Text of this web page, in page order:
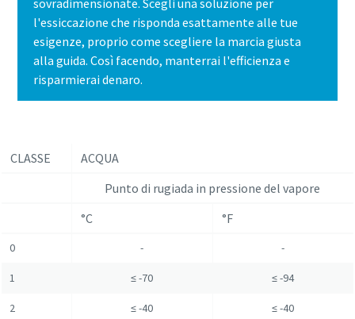
l'essiccazione che risponda esattamente alle tue
esigenze, proprio come scegliere la marcia giusta
alla guida. Così facendo, manterrai l'efficienza e
risparmierai denaro.
CLASSE
ACQUA
Punto di rugiada in pressione del vapore
°C
°F
0 - -
1 ≤ -70 ≤ -94
2 ≤ -40 ≤ -40